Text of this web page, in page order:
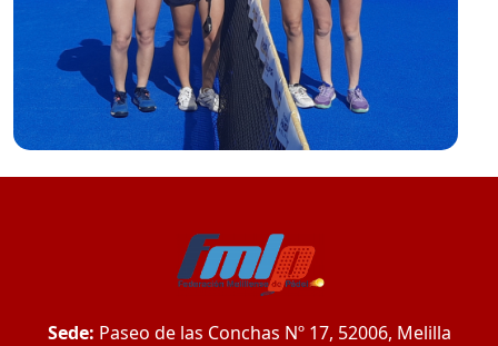
Sede: Paseo de las Conchas Nº 17, 52006, Melilla